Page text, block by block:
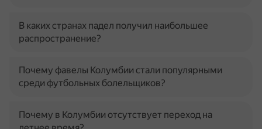
В каких странах падел получил наибольшее
распространение?
Почему фавелы Колумбии стали популярными
среди футбольных болельщиков?
Почему в Колумбии отсутствует переход на